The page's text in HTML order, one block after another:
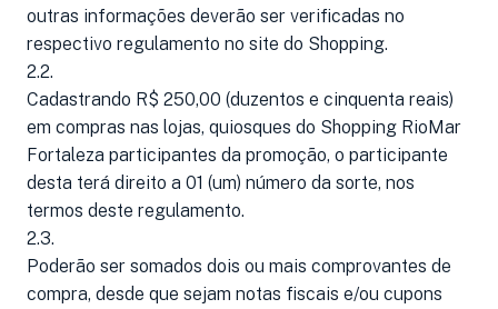
outras informações deverão ser verificadas no
respectivo regulamento no site do Shopping.
2.2.
Cadastrando R$ 250,00 (duzentos e cinquenta reais)
em compras nas lojas, quiosques do Shopping RioMar
Fortaleza participantes da promoção, o participante
desta terá direito a 01 (um) número da sorte, nos
termos deste regulamento.
2.3.
Poderão ser somados dois ou mais comprovantes de
compra, desde que sejam notas fiscais e/ou cupons